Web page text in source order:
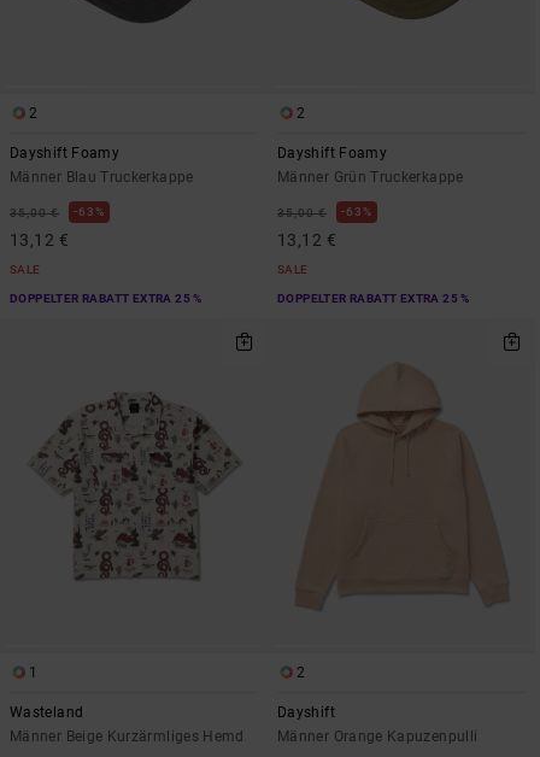
2
Dayshift Foamy
Männer Blau Truckerkappe
35,00 € 63%
13,12 €
SALE
DOPPELTER RABATT EXTRA 25 %
2
Dayshift Foamy
Männer Grün Truckerkappe
35,00 € 63%
13,12 €
SALE
DOPPELTER RABATT EXTRA 25 %
1
Wasteland
Männer Beige Kurzärmliges Hemd
2
Dayshift
Männer Orange Kapuzenpulli